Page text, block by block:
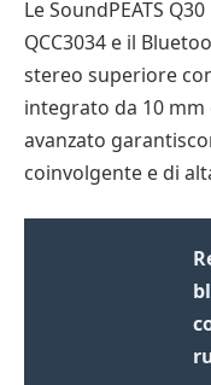
Le SoundPEATS
QCC3034 e il
stereo superiore
integrato da 10 mm
avanzato
coinvolgente e di